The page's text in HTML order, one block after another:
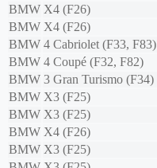
BMW X4 (F26)
BMW X4 (F26)
BMW 4 Cabriolet (F33, F83)
BMW 4 Coupé (F32, F82)
BMW 3 Gran Turismo (F34)
BMW X3 (F25)
BMW X3 (F25)
BMW X4 (F26)
BMW X3 (F25)